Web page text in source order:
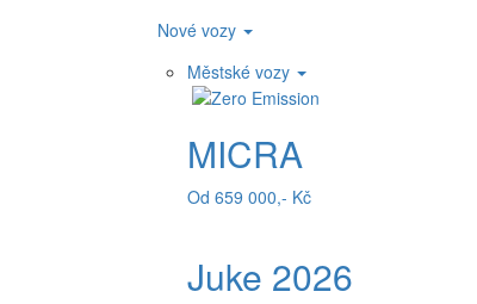
Nové vozy
Městské vozy
MICRA
Od 659 000,- Kč
Juke 2026